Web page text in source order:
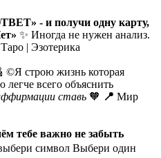
- и получи одну карту,
✨ Иногда не нужен анализ.
| Эзотерика
строю жизнь которая
легче всего объяснить
ставь 🧡 📍 Мир
тебе важно не забыть
символ Выбери один